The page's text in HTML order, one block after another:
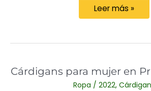
Ponchos
2022
Leer más »
Cárdigans para mujer en
Ropa / 2022,